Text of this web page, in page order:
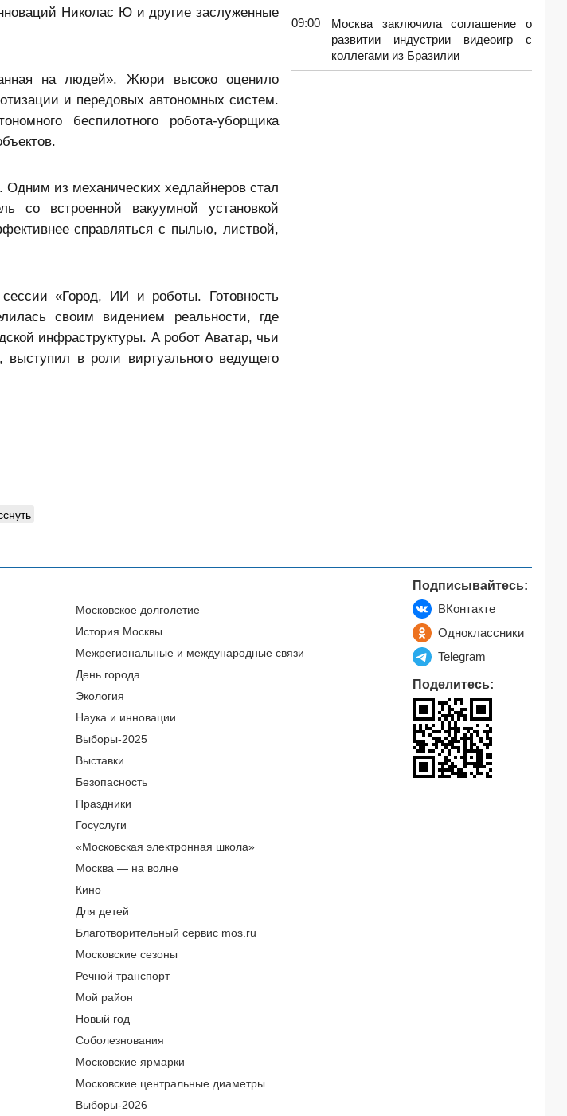
Николас Ю и другие заслуженные
на людей». Жюри высоко оценило
и передовых автономных систем.
беспилотного робота-уборщика
из механических хедлайнеров стал
со встроенной вакуумной установкой
справляться с пылью, листвой,
«Город, ИИ и роботы. Готовность
своим видением реальности, где
инфраструктуры. А робот Аватар, чьи
в роли виртуального ведущего
09:00
Москва заключила соглашение о
развитии индустрии видеоигр с
коллегами из Бразилии
Московское долголетие
История Москвы
Межрегиональные и международные связи
День города
Экология
Наука и инновации
Выборы-2025
Выставки
Безопасность
Праздники
Госуслуги
«Московская электронная школа»
Москва — на волне
Кино
Для детей
Благотворительный сервис mos.ru
Московские сезоны
Речной транспорт
Мой район
Новый год
Соболезнования
Московские ярмарки
Московские центральные диаметры
Выборы-2026
Подписывайтесь:
ВКонтакте
Одноклассники
Telegram
Поделитесь: